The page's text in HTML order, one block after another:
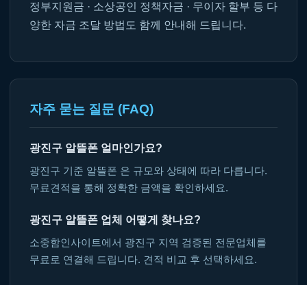
정부지원금 · 소상공인 정책자금 · 무이자 할부 등 다
양한 자금 조달 방법도 함께 안내해 드립니다.
자주 묻는 질문 (FAQ)
광진구 알뜰폰 얼마인가요?
광진구 기준 알뜰폰 은 규모와 상태에 따라 다릅니다.
무료견적을 통해 정확한 금액을 확인하세요.
광진구 알뜰폰 업체 어떻게 찾나요?
소중함인사이트에서 광진구 지역 검증된 전문업체를
무료로 연결해 드립니다. 견적 비교 후 선택하세요.